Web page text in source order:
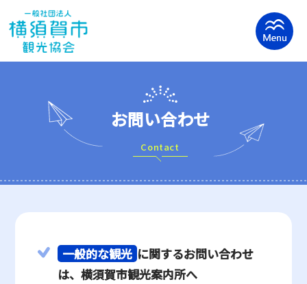
お問い合わせ
Contact
一般的な観光 に関するお問い合わせ
は、横須賀市観光案内所へ